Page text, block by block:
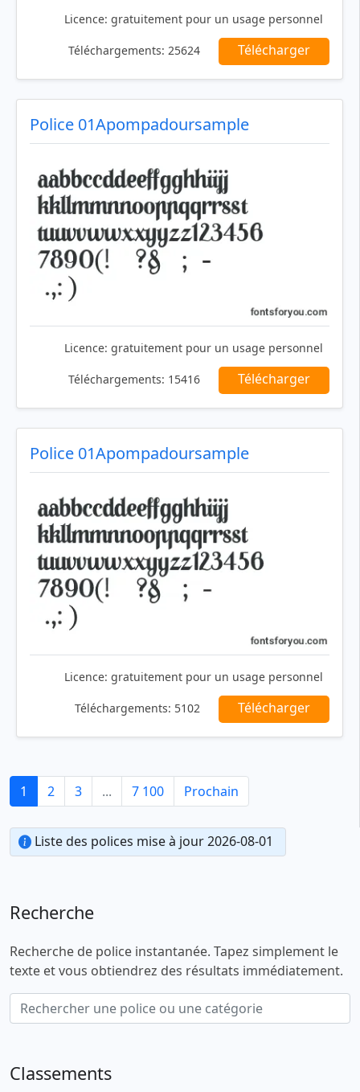
Licence: gratuitement pour un usage personnel
Téléchargements: 25624 Télécharger
Police 01Apompadoursample
Licence: gratuitement pour un usage personnel
Téléchargements: 15416 Télécharger
Police 01Apompadoursample
Licence: gratuitement pour un usage personnel
Téléchargements: 5102 Télécharger
1 2 3 ... 7 100 Prochain
Liste des polices mise à jour 2026-08-01
Recherche
Recherche de police instantanée. Tapez simplement le
texte et vous obtiendrez des résultats immédiatement.
Classements